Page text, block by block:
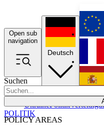
Open sub
navigation
Suchen
POLICY AREAS
UkrainePolitik
Deutsch
POLITIK